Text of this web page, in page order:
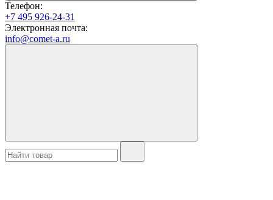
Телефон:
+7 495 926-24-31
Электронная почта:
info@comet-a.ru